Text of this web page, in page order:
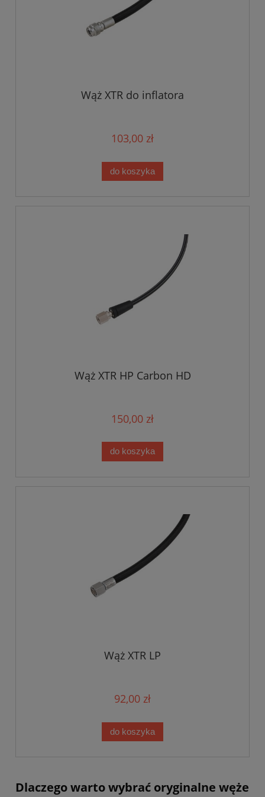
Wąż XTR do inflatora
103,00 zł
do koszyka
Wąż XTR HP Carbon HD
150,00 zł
do koszyka
Wąż XTR LP
92,00 zł
do koszyka
Dlaczego warto wybrać oryginalne węże